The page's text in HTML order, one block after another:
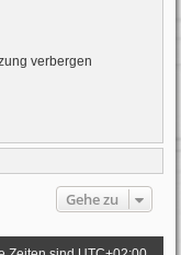
verbergen
Gehe zu